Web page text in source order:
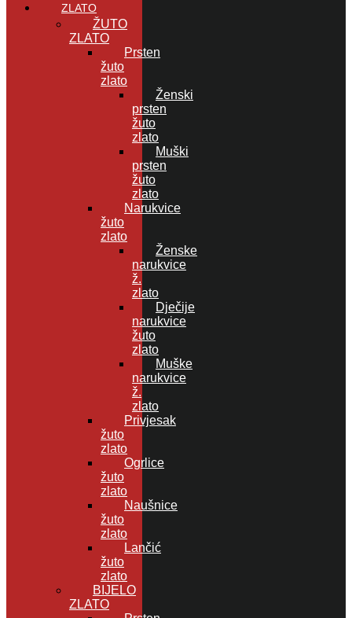
ZLATO
ŽUTO
ZLATO
Prsten
žuto
zlato
Ženski
prsten
žuto
zlato
Muški
prsten
žuto
zlato
Narukvice
žuto
zlato
Ženske
narukvice
ž.
zlato
Dječije
narukvice
žuto
zlato
Muške
narukvice
ž.
zlato
Privjesak
žuto
zlato
Ogrlice
žuto
zlato
Naušnice
žuto
zlato
Lančić
žuto
zlato
BIJELO
ZLATO